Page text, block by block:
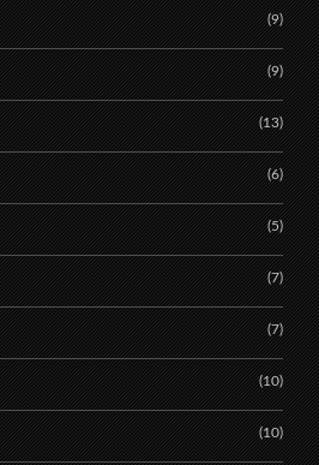
(9)
(9)
(13)
(6)
(5)
(7)
(7)
(10)
(10)